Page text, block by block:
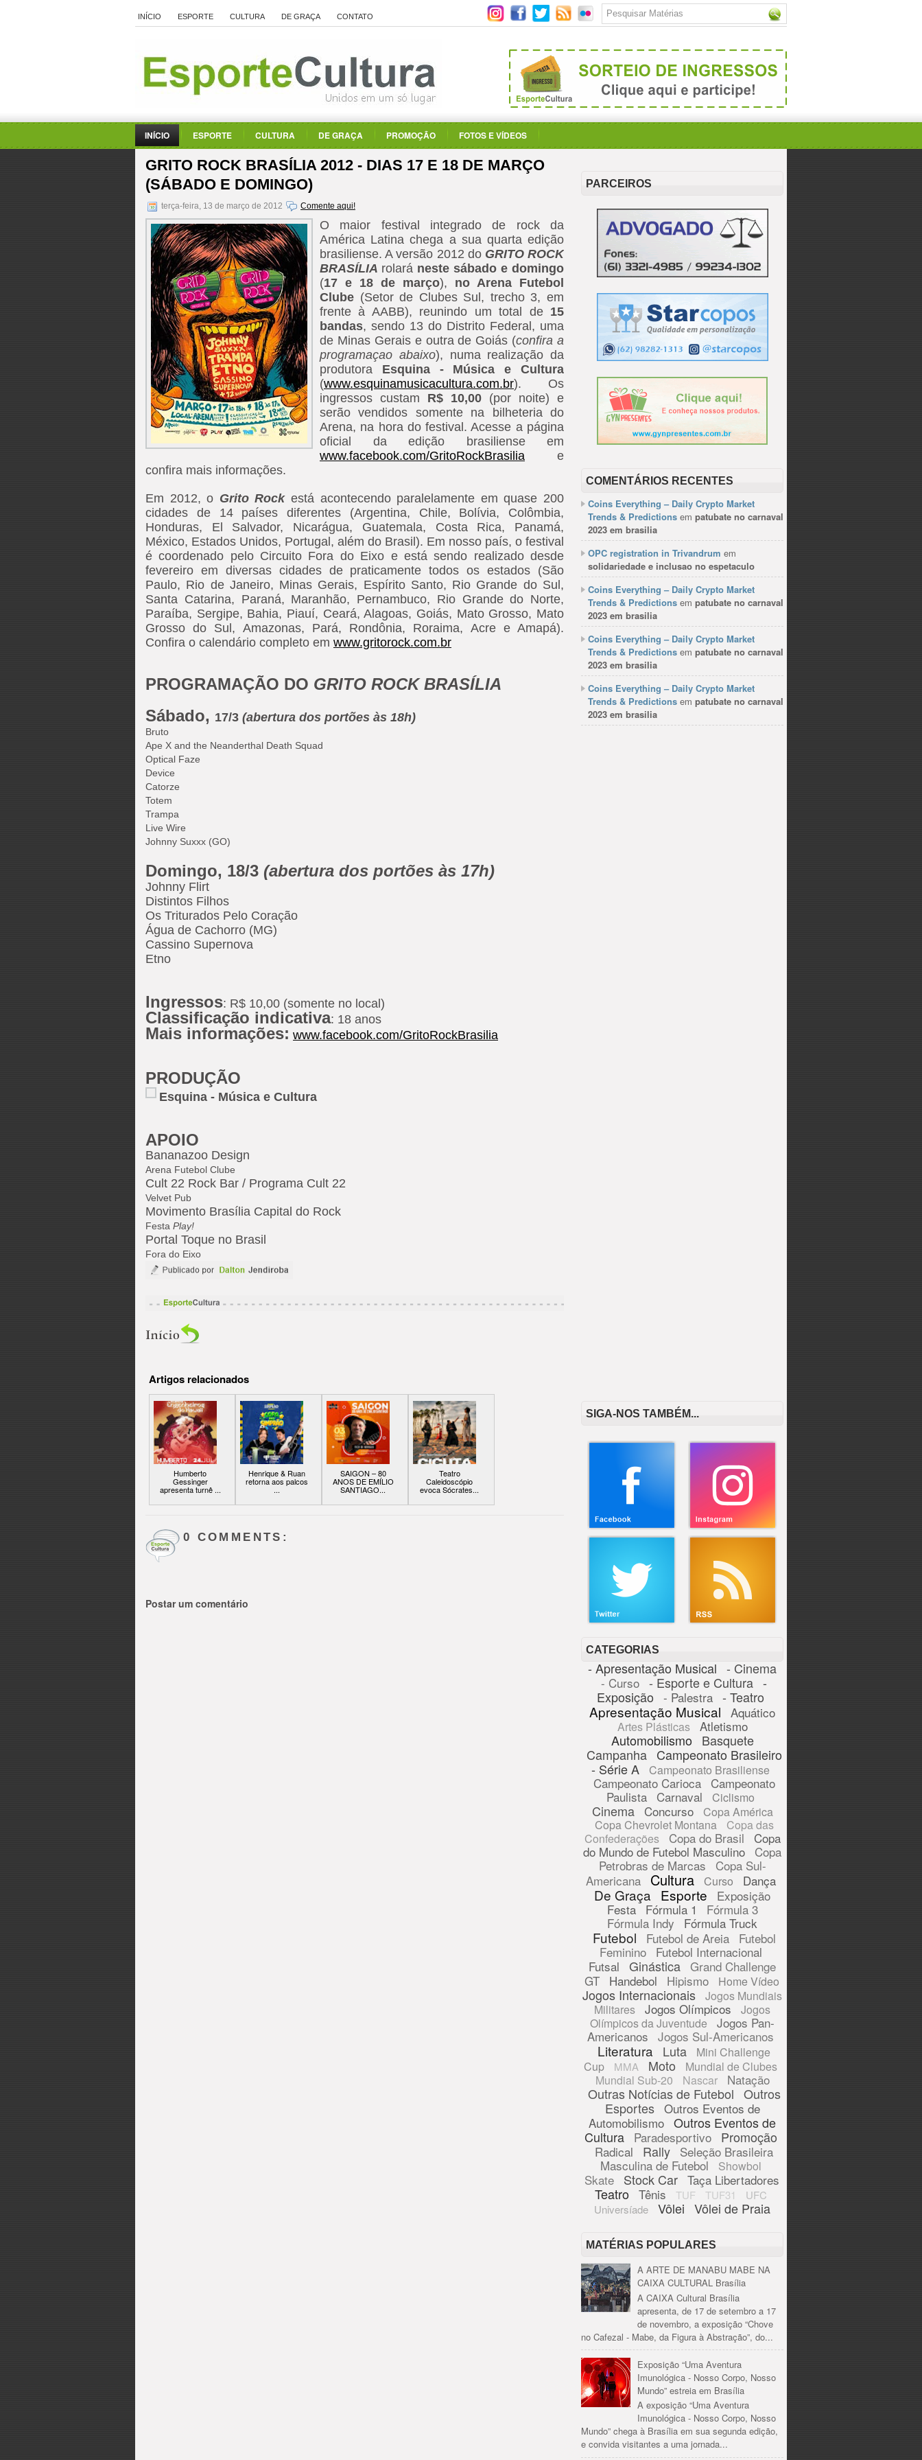
INÍCIO ESPORTE CULTURA DE GRAÇA CONTATO
INÍCIO ESPORTE CULTURA DE GRAÇA PROMOÇÃO FOTOS E VÍDEOS
GRITO ROCK BRASÍLIA 2012 - DIAS 17 E 18 DE MARÇO
(SÁBADO E DOMINGO)
terça-feira, 13 de março de 2012 Comente aqui!
O maior festival integrado de rock da
América Latina chega a sua quarta edição
brasiliense. A versão 2012 do GRITO ROCK
BRASÍLIA rolará neste sábado e domingo
(17 e 18 de março), no Arena Futebol
Clube (Setor de Clubes Sul, trecho 3, em
frente à AABB), reunindo um total de 15
bandas, sendo 13 do Distrito Federal, uma
de Minas Gerais e outra de Goiás (confira a
programaçao abaixo), numa realização da
produtora Esquina - Música e Cultura
(www.esquinamusicacultura.com.br). Os
ingressos custam R$ 10,00 (por noite) e
serão vendidos somente na bilheteria do
Arena, na hora do festival. Acesse a página
oficial da edição brasiliense em
www.facebook.com/GritoRockBrasilia e
confira mais informações.
Em 2012, o Grito Rockestá acontecendo paralelamente em quase 200
cidades de 14 países diferentes (Argentina, Chile, Bolívia, Colômbia,
Honduras, El Salvador, Nicarágua, Guatemala, Costa Rica, Panamá,
México, Estados Unidos, Portugal, além do Brasil). Em nosso país, o festival
é coordenado pelo Circuito Fora do Eixo e está sendo realizado desde
fevereiro em diversas cidades de praticamente todos os estados (São
Paulo, Rio de Janeiro, Minas Gerais, Espírito Santo, Rio Grande do Sul,
Santa Catarina, Paraná, Maranhão, Pernambuco, Rio Grande do Norte,
Paraíba, Sergipe, Bahia, Piauí, Ceará, Alagoas, Goiás, Mato Grosso, Mato
Grosso do Sul, Amazonas, Pará, Rondônia, Roraima, Acre e Amapá).
Confira o calendário completo em www.gritorock.com.br
PROGRAMAÇÃO DO GRITO ROCK BRASÍLIA
Sábado, 17/3 (abertura dos portões às 18h)
Bruto
Ape X and the Neanderthal Death Squad
Optical Faze
Device
Catorze
Totem
Trampa
Live Wire
Johnny Suxxx (GO)
Domingo, 18/3 (abertura dos portões às 17h)
Johnny Flirt
Distintos Filhos
Os Triturados Pelo Coração
Água de Cachorro (MG)
Cassino Supernova
Etno
Ingressos: R$ 10,00 (somente no local)
Classificação indicativa: 18 anos
Mais informações: www.facebook.com/GritoRockBrasilia
PRODUÇÃO
Esquina - Música e Cultura
APOIO
Bananazoo Design
Arena Futebol Clube
Cult 22 Rock Bar / Programa Cult 22
Velvet Pub
Movimento Brasília Capital do Rock
Festa Play!
Portal Toque no Brasil
Fora do Eixo
Artigos relacionados
Humberto
Gessinger
apresenta turnê ...
Henrique & Ruan
retorna aos palcos
...
SAIGON – 80
ANOS DE EMÍLIO
SANTIAGO...
Teatro
Caleidoscópio
evoca Sócrates...
0 COMMENTS:
Postar um comentário
PARCEIROS
COMENTÁRIOS RECENTES
Coins Everything – Daily Crypto Market
Trends & Predictions em patubate no carnaval
2023 em brasilia
OPC registration in Trivandrum em
solidariedade e inclusao no espetaculo
Coins Everything – Daily Crypto Market
Trends & Predictions em patubate no carnaval
2023 em brasilia
Coins Everything – Daily Crypto Market
Trends & Predictions em patubate no carnaval
2023 em brasilia
Coins Everything – Daily Crypto Market
Trends & Predictions em patubate no carnaval
2023 em brasilia
SIGA-NOS TAMBÉM...
CATEGORIAS
- Apresentação Musical - Cinema
- Curso - Esporte e Cultura -
Exposição - Palestra - Teatro
Apresentação Musical Aquático
Artes Plásticas Atletismo
Automobilismo
Basquete
Campanha Campeonato Brasileiro
- Série A
Campeonato Brasiliense
Campeonato Carioca
Campeonato
Paulista Carnaval Ciclismo
Cinema Concurso
Copa América
Copa Chevrolet Montana
Copa das
Confederações
Copa do Brasil Copa
do Mundo de Futebol Masculino Copa
Petrobras de Marcas
Copa Sul-
Americana
Cultura Curso Dança
De Graça Esporte
Exposição
Festa
Fórmula 1
Fórmula 3
Fórmula Indy
Fórmula Truck
Futebol Futebol de Areia
Futebol
Feminino
Futebol Internacional
Futsal Ginástica Grand Challenge
GT Handebol Hipismo Home Vídeo
Jogos Internacionais
Jogos Mundiais
Militares
Jogos Olímpicos
Jogos
Olímpicos da Juventude
Jogos Pan-
Americanos Jogos Sul-Americanos
Literatura Luta
Mini Challenge
Cup
MMA Moto
Mundial de Clubes
Mundial Sub-20
Nascar Natação
Outras Notícias de Futebol Outros
Esportes Outros Eventos de
Automobilismo Outros Eventos de
Cultura
Paradesportivo Promoção
Radical Rally Seleção Brasileira
Masculina de Futebol
Showbol
Skate Stock Car Taça Libertadores
Teatro Tênis TUF TUF31
UFC
Universíade
Vôlei Vôlei de Praia
MATÉRIAS POPULARES
A ARTE DE MANABU MABE NA
CAIXA CULTURAL Brasília
A CAIXA Cultural Brasília
apresenta, de 17 de setembro a 17
de novembro, a exposição “Chove
no Cafezal - Mabe, da Figura à Abstração”, do...
Exposição “Uma Aventura
Imunológica - Nosso Corpo, Nosso
Mundo” estreia em Brasília
A exposição “Uma Aventura
Imunológica - Nosso Corpo, Nosso
Mundo” chega à Brasília em sua segunda edição,
e convida visitantes a uma jornada...